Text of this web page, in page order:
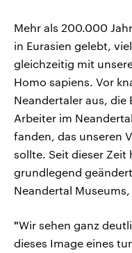
Mehr als 200.000
in Eurasien gelebt,
gleichzeitig mit
Homo sapiens. Vor
Neandertaler aus, die
Arbeiter im
fanden, das unseren
sollte. Seit dieser Zeit
grundlegend
Neandertal
"Wir sehen ganz
dieses Image eines